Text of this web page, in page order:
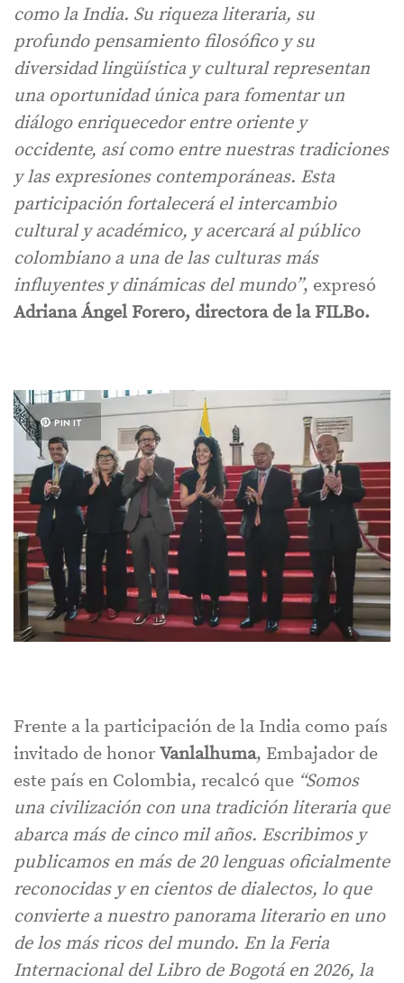
como la India. Su riqueza literaria, su
profundo pensamiento filosófico y su
diversidad lingüística y cultural representan
una oportunidad única para fomentar un
diálogo enriquecedor entre oriente y
occidente, así como entre nuestras tradiciones
y las expresiones contemporáneas. Esta
participación fortalecerá el intercambio
cultural y académico, y acercará al público
colombiano a una de las culturas más
influyentes y dinámicas del mundo”, expresó
Adriana Ángel Forero, directora de la FILBo.
PIN IT
Frente a la participación de la India como país
invitado de honor Vanlalhuma, Embajador de
este país en Colombia, recalcó que “Somos
una civilización con una tradición literaria que
abarca más de cinco mil años. Escribimos y
publicamos en más de 20 lenguas oficialmente
reconocidas y en cientos de dialectos, lo que
convierte a nuestro panorama literario en uno
de los más ricos del mundo. En la Feria
Internacional del Libro de Bogotá en 2026, la